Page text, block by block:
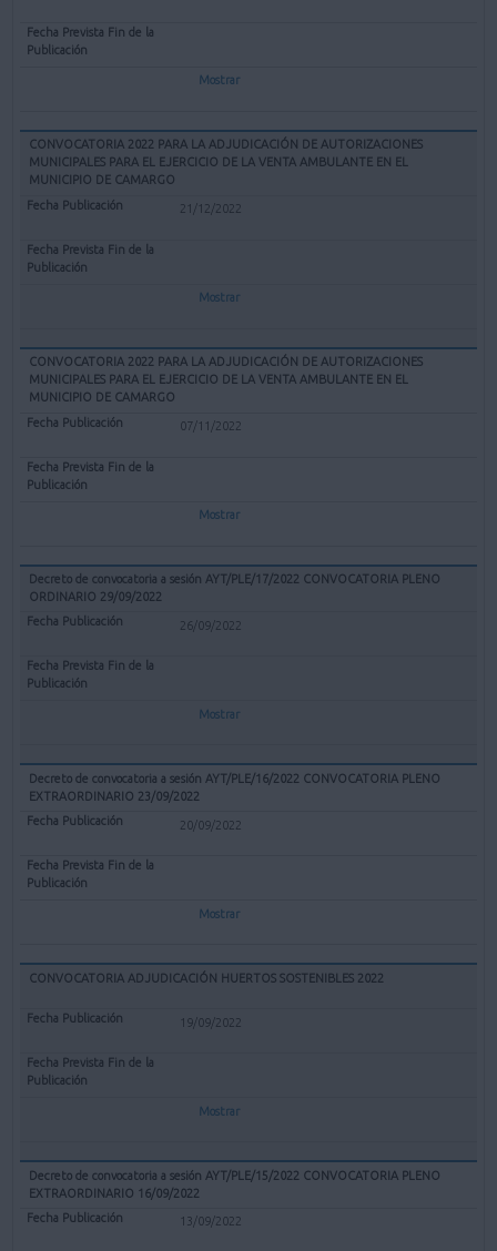
Mostrar
CONVOCATORIA 2022 PARA LA ADJUDICACIÓN DE AUTORIZACIONES
MUNICIPALES PARA EL EJERCICIO DE LA VENTA AMBULANTE EN EL
MUNICIPIO DE CAMARGO
21/12/2022
Mostrar
CONVOCATORIA 2022 PARA LA ADJUDICACIÓN DE AUTORIZACIONES
MUNICIPALES PARA EL EJERCICIO DE LA VENTA AMBULANTE EN EL
MUNICIPIO DE CAMARGO
07/11/2022
Mostrar
Decreto de convocatoria a sesión AYT/PLE/17/2022 CONVOCATORIA PLENO
ORDINARIO 29/09/2022
26/09/2022
Mostrar
Decreto de convocatoria a sesión AYT/PLE/16/2022 CONVOCATORIA PLENO
EXTRAORDINARIO 23/09/2022
20/09/2022
Mostrar
CONVOCATORIA ADJUDICACIÓN HUERTOS SOSTENIBLES 2022
19/09/2022
Mostrar
Decreto de convocatoria a sesión AYT/PLE/15/2022 CONVOCATORIA PLENO
EXTRAORDINARIO 16/09/2022
13/09/2022